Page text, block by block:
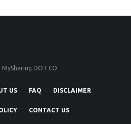
MySharing DOT CO
US FAQ DISCLAIMER
CONTACT US